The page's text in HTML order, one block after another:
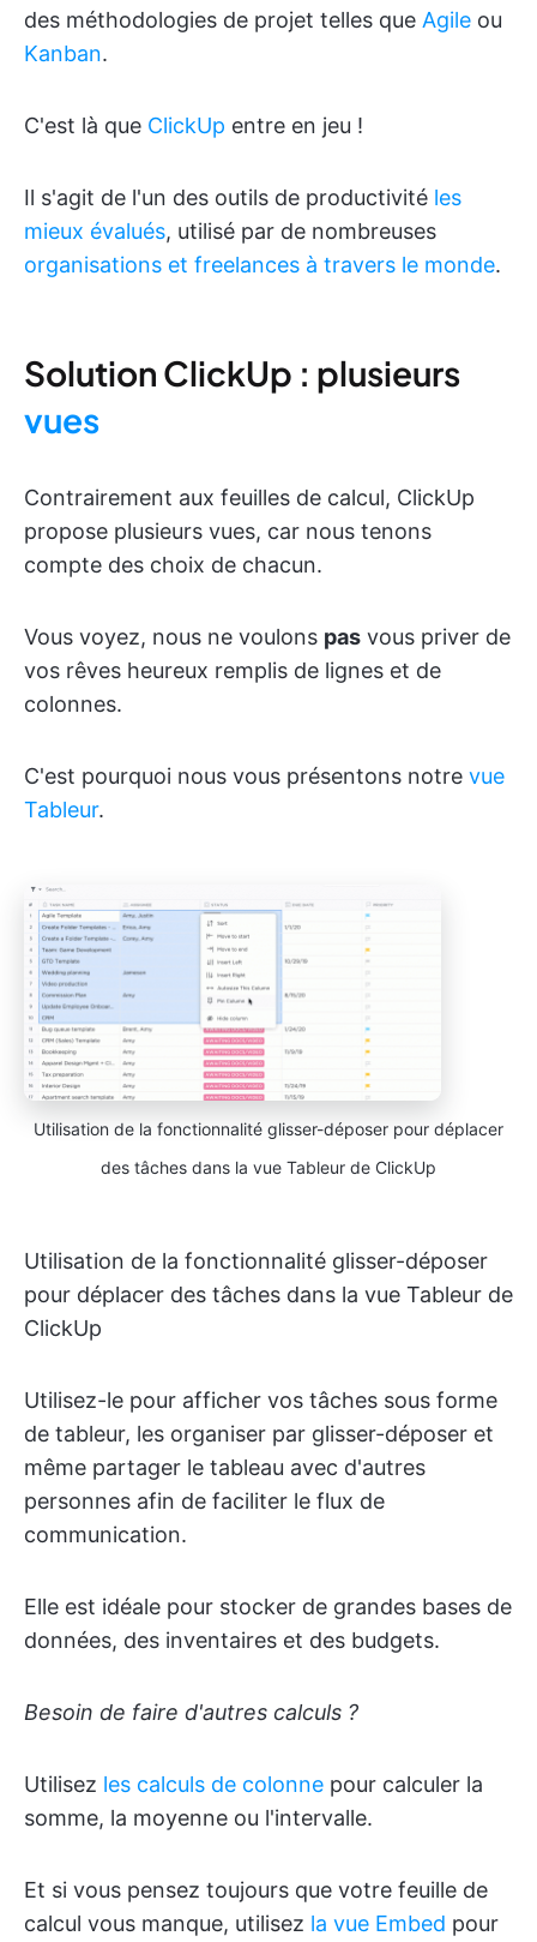
des méthodologies de projet telles que Agile ou
Kanban.
C'est là que ClickUp entre en jeu !
Il s'agit de l'un des outils de productivité les
mieux évalués, utilisé par de nombreuses
organisations et freelances à travers le monde.
Solution ClickUp : plusieurs
vues
Contrairement aux feuilles de calcul, ClickUp
propose plusieurs vues, car nous tenons
compte des choix de chacun.
Vous voyez, nous ne voulons pas vous priver de
vos rêves heureux remplis de lignes et de
colonnes.
C'est pourquoi nous vous présentons notre vue
Tableur.
Utilisation de la fonctionnalité glisser-déposer pour déplacer
des tâches dans la vue Tableur de ClickUp
Utilisation de la fonctionnalité glisser-déposer
pour déplacer des tâches dans la vue Tableur de
ClickUp
Utilisez-le pour afficher vos tâches sous forme
de tableur, les organiser par glisser-déposer et
même partager le tableau avec d'autres
personnes afin de faciliter le flux de
communication.
Elle est idéale pour stocker de grandes bases de
données, des inventaires et des budgets.
Besoin de faire d'autres calculs ?
Utilisez les calculs de colonne pour calculer la
somme, la moyenne ou l'intervalle.
Et si vous pensez toujours que votre feuille de
calcul vous manque, utilisez la vue Embed pour